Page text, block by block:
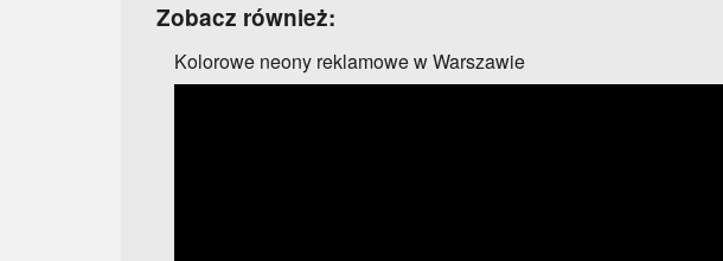
Zobacz również:
Kolorowe neony reklamowe w Warszawie